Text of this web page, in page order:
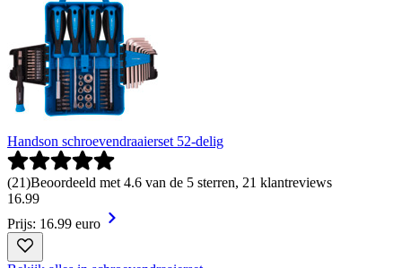
Handson schroevendraaierset 52-delig
(21)Beoordeeld met 4.6 van de 5 sterren, 21 klantreviews
16.99
Prijs: 16.99 euro